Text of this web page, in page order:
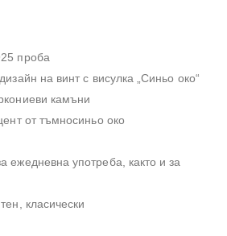
проба
на винт с висулка „Синьо око“
камъни
от тъмносиньо око
ежедневна употреба, както и за
класически